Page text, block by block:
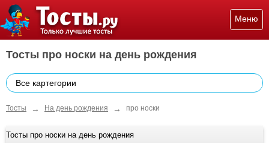
Меню
Тосты про носки на день рождения
Все картегории
Тосты → На день рождения → про носки
Тосты про носки на день рождения